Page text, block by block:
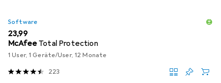
Software
EUR
23,99
McAfee Total Protection
1 User, 1 Geräte/User, 12 Monate
223